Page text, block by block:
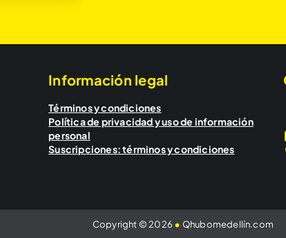
Información legal
Términos y condiciones
Política de privacidad y uso de información
personal
Suscripciones: términos y condiciones
Copyright © 2026 • Qhubomedellín.com